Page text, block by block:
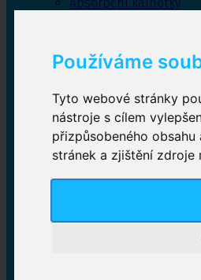
Používáme
Tyto webové stránky
nástroje s cílem
přizpůsobeného
stránek a zjištění zdroje
Inkontinenční
Plenkové kalhotky
zalepovací,
Inkontinenční